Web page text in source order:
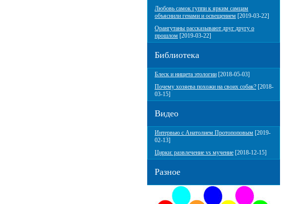
Любовь самок гуппи к ярким самцам
объяснили генами и освещением [2019-03-22]
Орангутаны рассказывают друг другу о
прошлом [2019-03-22]
Библиотека
Блеск и нищета этологии [2018-05-03]
Почему хозяева похожи на своих собак? [2018-
03-15]
Видео
Интервью с Анатолием Протопоповым [2019-
02-13]
Цирки: развлечение vs мучение [2018-12-15]
Разное